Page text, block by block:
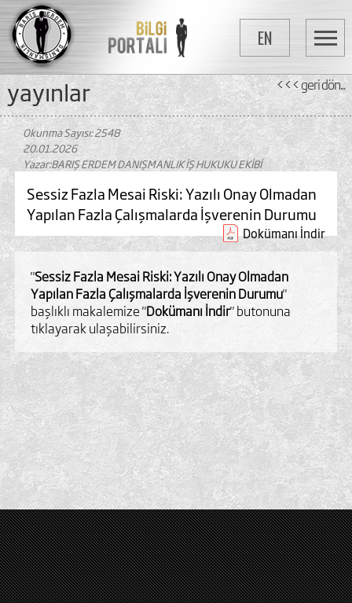
EN
yayinlar <<< geri dön...
Okunma Sayısı: 2548
20.01.2026
Yazar:BARIŞ ERDEM DANIŞMANLIK İŞ HUKUKU EKİBİ
Sessiz Fazla Mesai Riski: Yazılı Onay Olmadan
Yapılan Fazla Çalışmalarda İşverenin Durumu
Dokümanı İndir
"Sessiz Fazla Mesai Riski: Yazılı Onay Olmadan
Yapılan Fazla Çalışmalarda İşverenin Durumu"
başlıklı makalemize "Dokümanı İndir" butonuna
tıklayarak ulaşabilirsiniz.